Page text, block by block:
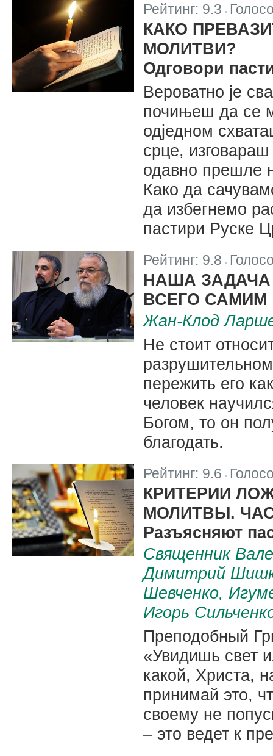
Рейтинг: 9.3 |
КАКО
МОЛИТВИ?
Одговори
Вероватно je
почињеш да се
одједном
срце,
одавно прешле
Како да
да избегнемо
пастири Руске
Рейтинг: 9.8 |
НАША ЗАДАЧА
ВСЕГО САМИМ
Жан-Клод
Не стоит
пережить его
человек
Богом, то он
благодать.
Рейтинг: 9.6 |
КРИТЕРИИ
МОЛИТВЫ.
Разъясняют
Священник
Димитрий
Шевченко,
Игорь
Преподобный
«Увидишь свет
какой, Христа,
принимай это,
своему не
– это ведет к